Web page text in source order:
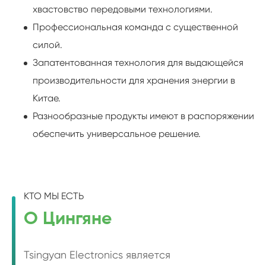
хвастовство передовыми технологиями.
Профессиональная команда с существенной
силой.
Запатентованная технология для выдающейся
производительности для хранения энергии в
Китае.
Разнообразные продукты имеют в распоряжении
обеспечить универсальное решение.
КТО МЫ ЕСТЬ
О Цингяне
Tsingyan Electronics является